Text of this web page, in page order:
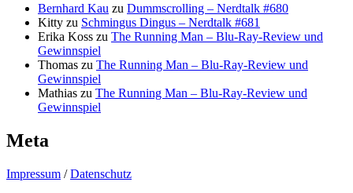
Bernhard Kau zu Dummscrolling – Nerdtalk #680
Kitty zu Schmingus Dingus – Nerdtalk #681
Erika Koss zu The Running Man – Blu-Ray-Review und
Gewinnspiel
Thomas zu The Running Man – Blu-Ray-Review und
Gewinnspiel
Mathias zu The Running Man – Blu-Ray-Review und
Gewinnspiel
Meta
Impressum /Datenschutz